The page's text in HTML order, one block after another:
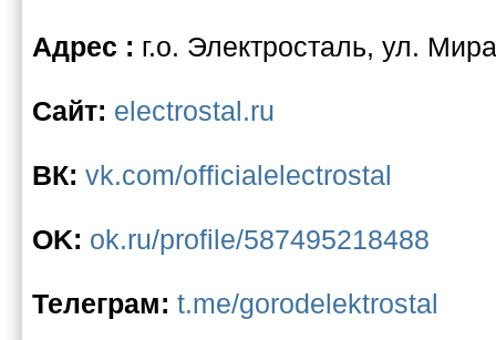
Адрес : г.о. Электросталь, ул.
Сайт: electrostal.ru
ВК: vk.com/officialelectrostal
OK: ok.ru/profile/587495218488
Телеграм: t.me/gorodelektrostal